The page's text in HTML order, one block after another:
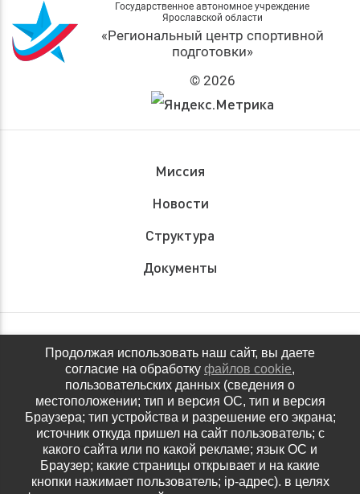
Государственное автономное учреждение
Ярославской области
«Региональный центр спортивной
подготовки»
© 2026
Миссия
Новости
Структура
Документы
Обращения граждан
Антидопинговое обеспечение
Контакты
Политика конфиденциальности
Продолжая использовать наш сайт, вы даете
согласие на обработку файлов cookie,
пользовательских данных (сведения о
местоположении; тип и версия ОС, тип и версия
Браузера; тип устройства и разрешение его экрана;
источник откуда пришел на сайт пользователь; с
какого сайта или по какой рекламе; язык ОС и
Браузер; какие страницы открывает и на какие
кнопки нажимает пользователь; ip-адрес). в целях